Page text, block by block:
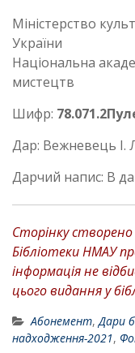
Міністерство
України
Національна
мистецтв
Шифр:
Дар: Вежневець І.
Дарчий напис: В
Сторінку
Бібліотеки НМАУ
інформація не
цього видання у
Абонемент,Дари
надходження-2021,